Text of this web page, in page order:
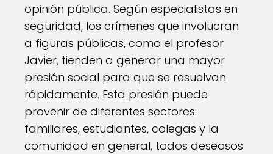
opinión pública. Según especialistas en
seguridad, los crímenes que involucran
a figuras públicas, como el profesor
Javier, tienden a generar una mayor
presión social para que se resuelvan
rápidamente. Esta presión puede
provenir de diferentes sectores:
familiares, estudiantes, colegas y la
comunidad en general, todos deseosos